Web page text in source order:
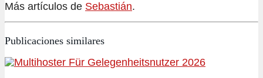
Más artículos de Sebastián.
Publicaciones similares